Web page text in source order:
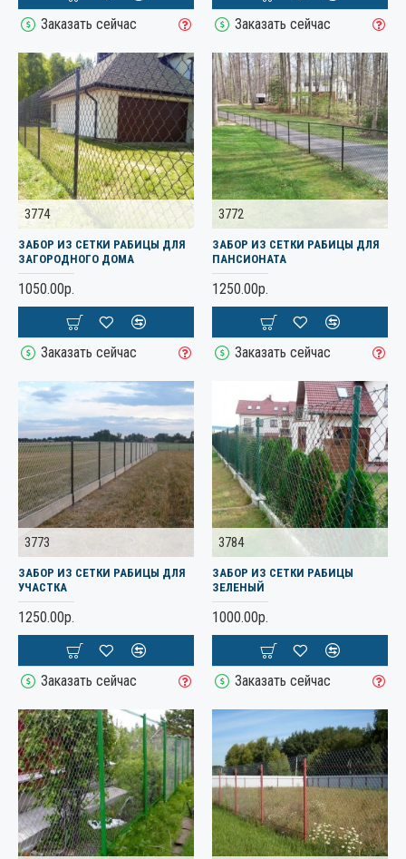
Заказать сейчас Заказать сейчас
3774
ЗАБОР ИЗ СЕТКИ РАБИЦЫ ДЛЯ
ЗАГОРОДНОГО ДОМА
1050.00р.
Заказать сейчас
3772
ЗАБОР ИЗ СЕТКИ РАБИЦЫ ДЛЯ
ПАНСИОНАТА
1250.00р.
Заказать сейчас
3773
ЗАБОР ИЗ СЕТКИ РАБИЦЫ ДЛЯ
УЧАСТКА
1250.00р.
Заказать сейчас
3784
ЗАБОР ИЗ СЕТКИ РАБИЦЫ
ЗЕЛЕНЫЙ
1000.00р.
Заказать сейчас